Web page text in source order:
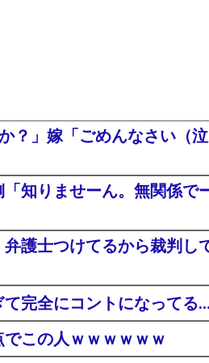
？」嫁「ごめんなさい（
知りませーん。無関係で
護士つけてるから裁判
完全にコントになって
この人ｗｗｗｗｗｗ